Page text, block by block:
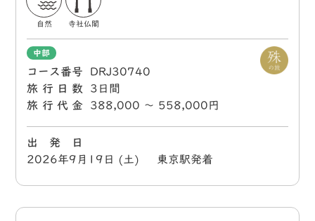
自然 寺社仏閣
中部
コース番号
DRJ30740
旅行日数
3日間
旅行代金
388,000 〜 558,000円
出 発 日
2026年9月19日 (土) 東京駅発着